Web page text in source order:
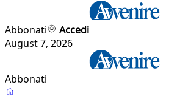
Abbonati
Accedi
August 7, 2026
Abbonati